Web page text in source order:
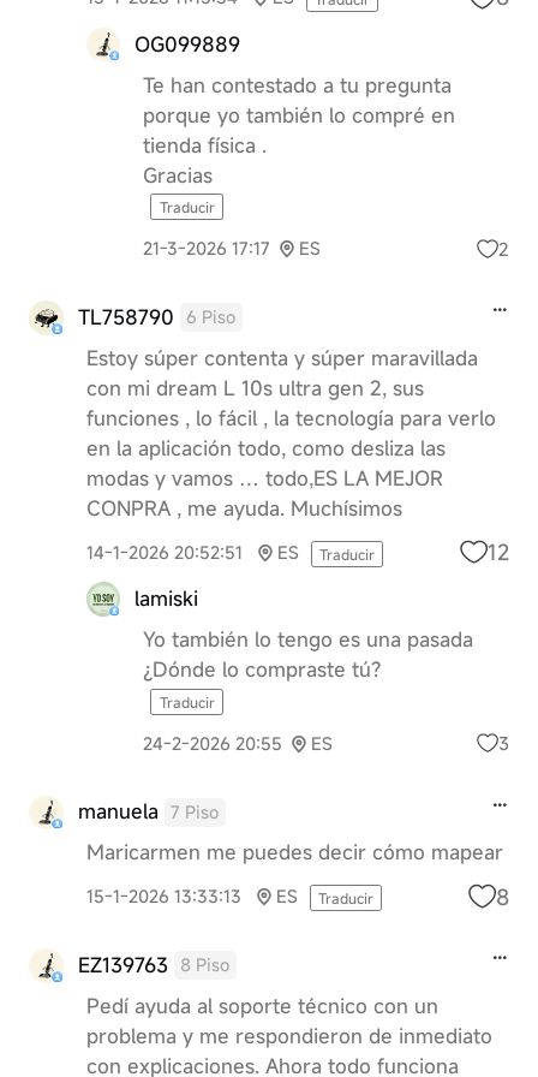
OG099889
Te han contestado a tu pregunta
porque yo también lo compré en
tienda física .
Gracias
Traducir
21-3-2026 17:17 ES 2
TL758790 6 Piso
Estoy súper contenta y súper maravillada
con mi dream L 10s ultra gen 2, sus
funciones , lo fácil , la tecnología para verlo
en la aplicación todo, como desliza las
modas y vamos … todo,ES LA MEJOR
CONPRA , me ayuda. Muchísimos
14-1-2026 20:52:51 ES Traducir 12
lamiski
Yo también lo tengo es una pasada
¿Dónde lo compraste tú?
Traducir
24-2-2026 20:55 ES 3
manuela 7 Piso
Maricarmen me puedes decir cómo mapear
15-1-2026 13:33:13 ES Traducir 8
EZ139763 8 Piso
Pedí ayuda al soporte técnico con un
problema y me respondieron de inmediato
con explicaciones. Ahora todo funciona